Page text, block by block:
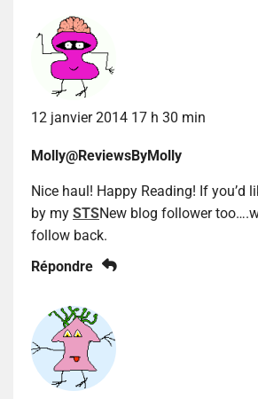
12 janvier 2014 17 h 30 min
Molly@ReviewsByMolly
Nice haul! Happy Reading! If you’d
by my STSNew blog follower
follow back.
Répondre